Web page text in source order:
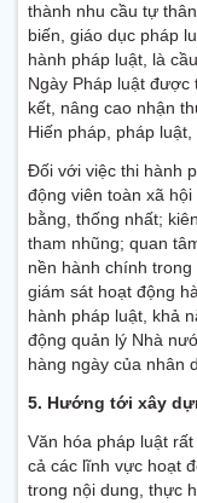
thành nhu cầu tự
biến, giáo dục pháp
hành pháp luật, là
Ngày Pháp luật được
kết, nâng cao nhận
Hiến pháp, pháp
Đối với việc thi hành
động viên toàn xã
bằng, thống nhất;
tham nhũng; quan
nền hành chính
giám sát hoạt động
hành pháp luật, khả
động quản lý Nhà
hàng ngày của nhân
5. Hướng tới xây
Văn hóa pháp luật
cả các lĩnh vực hoạt
trong nội dung, thực